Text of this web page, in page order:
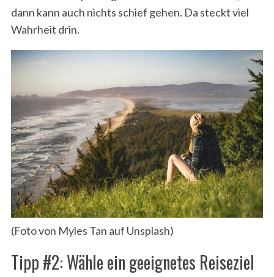
dann kann auch nichts schief gehen. Da steckt viel
Wahrheit drin.
(Foto von Myles Tan auf Unsplash)
Tipp #2: Wähle ein geeignetes Reiseziel